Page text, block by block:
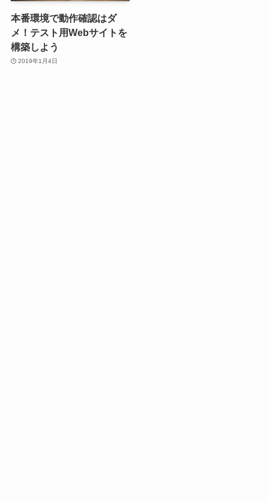
本番環境で動作確認はダ
メ！テスト用Webサイトを
構築しよう
2019年1月4日